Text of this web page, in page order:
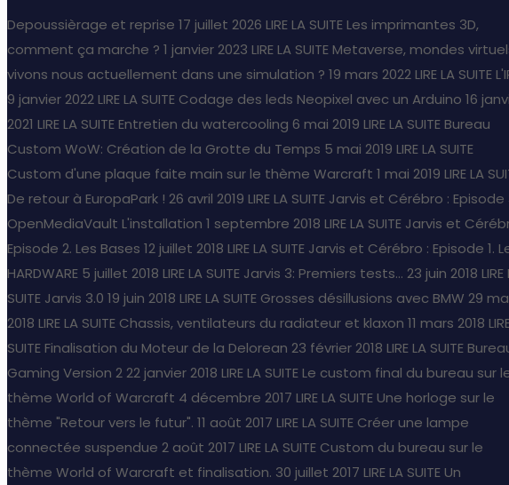
Depoussièrage et reprise 17 juillet 2026 LIRE LA SUITE Les imprimantes 3D,
comment ça marche ? 1 janvier 2023 LIRE LA SUITE Metaverse, mondes
vivons nous actuellement dans une simulation ? 19 mars 2022 LIRE LA SUITE
9 janvier 2022 LIRE LA SUITE Codage des leds Neopixel avec un Arduino 16
2021 LIRE LA SUITE Entretien du watercooling 6 mai 2019 LIRE LA SUITE Bureau
Custom WoW: Création de la Grotte du Temps 5 mai 2019 LIRE LA SUITE
Custom d'une plaque faite main sur le thème Warcraft 1 mai 2019 LIRE LA
De retour à EuropaPark ! 26 avril 2019 LIRE LA SUITE Jarvis et Cérébro : Episode
OpenMediaVault L'installation 1 septembre 2018 LIRE LA SUITE Jarvis et
Episode 2. Les Bases 12 juillet 2018 LIRE LA SUITE Jarvis et Cérébro : Episode 1.
HARDWARE 5 juillet 2018 LIRE LA SUITE Jarvis 3: Premiers tests... 23 juin 2018 LIRE
SUITE Jarvis 3.0 19 juin 2018 LIRE LA SUITE Grosses désillusions avec BMW 29
2018 LIRE LA SUITE Chassis, ventilateurs du radiateur et klaxon 11 mars 2018
SUITE Finalisation du Moteur de la Delorean 23 février 2018 LIRE LA SUITE
Gaming Version 2 22 janvier 2018 LIRE LA SUITE Le custom final du bureau sur
thème World of Warcraft 4 décembre 2017 LIRE LA SUITE Une horloge sur le
thème "Retour vers le futur". 11 août 2017 LIRE LA SUITE Créer une lampe
connectée suspendue 2 août 2017 LIRE LA SUITE Custom du bureau sur le
thème World of Warcraft et finalisation. 30 juillet 2017 LIRE LA SUITE Un